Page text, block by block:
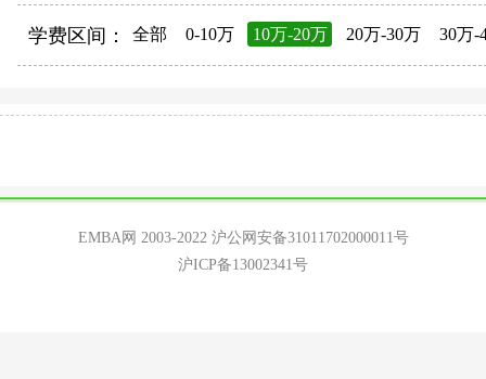
学费区间： 全部 0-10万 10万-20万 20万-30万 30万-
EMBA网 2003-2022 沪公网安备31011702000011号
沪ICP备13002341号